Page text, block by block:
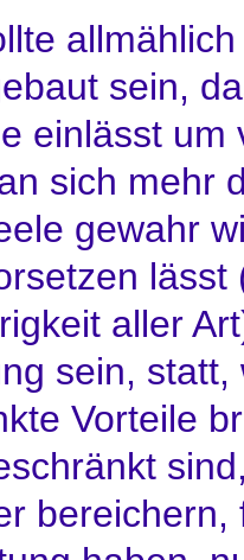
sein,
einlässt um
sich mehr
gewahr
aller
sein,
Vorteile